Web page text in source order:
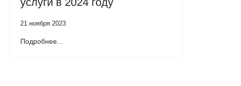
21 ноября 2023
Подробнее...